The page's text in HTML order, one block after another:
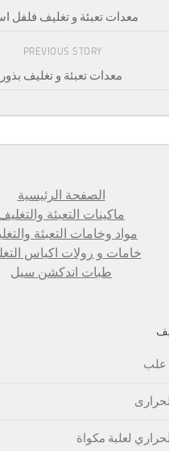
معدات تعبئة و تغليف فلفل
PREVIOUS STORY
معدات تعبئة و تغليف بذور
الصفحة الرئيسية
ماكينات التعبئة
مواد وخامات التعبئة
خامات و رولات اكياس
طبات اندكشن سيل
علب
لعلبة مكواة